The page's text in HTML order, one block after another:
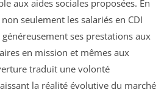
aux aides sociales proposées. En
seulement les salariés en CDI
ses prestations aux
en mission et mêmes aux
traduit une volonté
la réalité évolutive du marché